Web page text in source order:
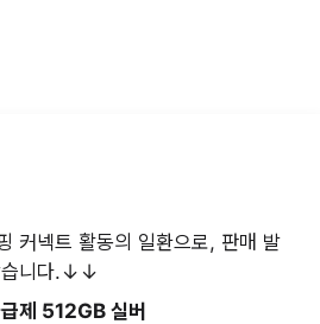
커넥트 활동의 일환으로, 판매 발
습니다.↓↓
제 512GB 실버